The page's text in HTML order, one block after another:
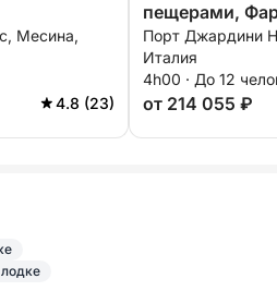
Месина,
4.8 (23)
пещерами,
Порт Джардини
Италия
4h00 · До 12
от 214 055 ₽